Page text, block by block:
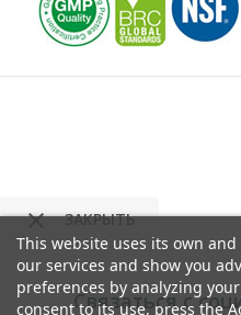
This website uses its own
our services and show you
preferences by analyzing
consent to its use, press the
 ЗАКРЫТЬ
Связаться с